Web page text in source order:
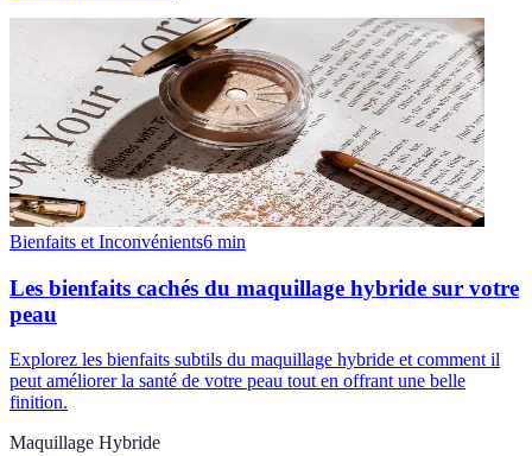
Bienfaits et Inconvénients6 min
Les bienfaits cachés du maquillage hybride sur votre
peau
Explorez les bienfaits subtils du maquillage hybride et comment il
peut améliorer la santé de votre peau tout en offrant une belle
finition.
Maquillage Hybride